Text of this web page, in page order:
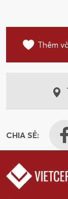
Thêm
CHIA SẺ: